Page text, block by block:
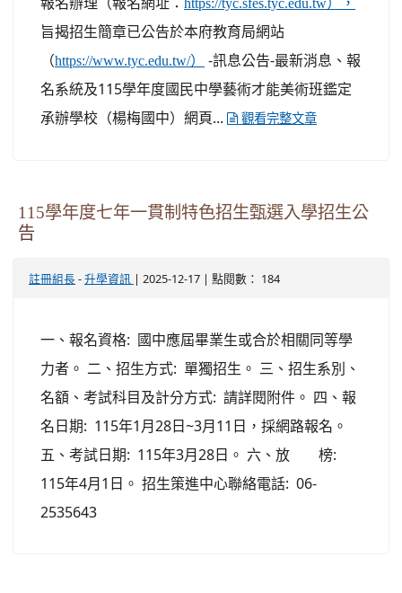
旨揭招生簡章已公告於本府教育局網站
（https://www.tyc.edu.tw/）
-訊息公告-最新消息、報
名系統及115學年度國民中學藝術才能美術班鑑定
承辦學校（楊梅國中）網頁...
觀看完整文章
115學年度七年一貫制特色招生甄選入學招生公
告
註冊組長 - 升學資訊 | 2025-12-17 | 點閱數： 184
一、報名資格: 國中應屆畢業生或合於相關同等學
力者。 二、招生方式: 單獨招生。 三、招生系別、
名額、考試科目及計分方式: 請詳閱附件。 四、報
名日期: 115年1月28日~3月11日，採網路報名。
五、考試日期: 115年3月28日。 六、放 榜:
115年4月1日。 招生策進中心聯絡電話: 06-
2535643